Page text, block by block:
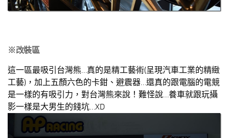
※改裝區
這一區最吸引台灣熊…真的是精工藝術(呈現汽車工業的精緻
工藝)，加上五顏六色的卡鉗、避震器…還真的跟電腦的電競
是一樣的有吸引力，對台灣熊來說！難怪說…養車就跟玩攝
影一樣是大男生的錢坑…XD